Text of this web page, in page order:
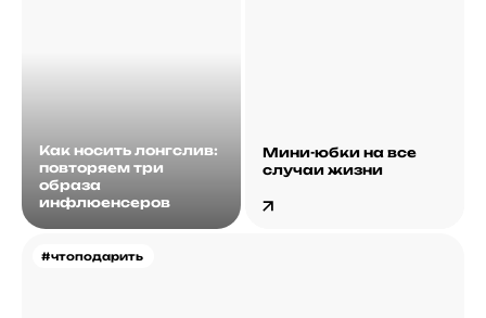
Как носить лонгслив:
повторяем три
образа
инфлюенсеров
#чтоподарить
Мини-юбки на все
случаи жизни